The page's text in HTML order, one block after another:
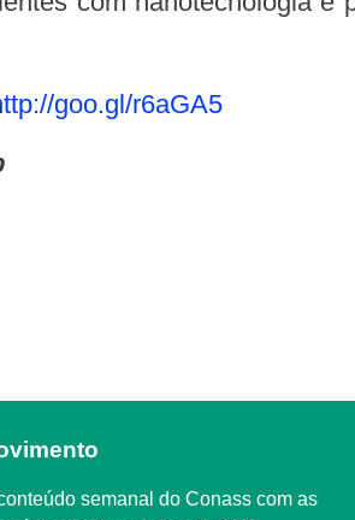
goo.gl/r6aGA5